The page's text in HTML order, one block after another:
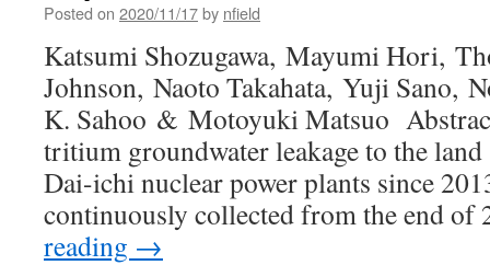
Posted on 2020/11/17by nfield
Katsumi Shozugawa, Mayumi Hori,
Johnson, Naoto Takahata, Yuji Sano,
K. Sahoo & Motoyuki Matsuo
tritium groundwater leakage to the
Dai-ichi nuclear power plants since
continuously collected from the end
reading →